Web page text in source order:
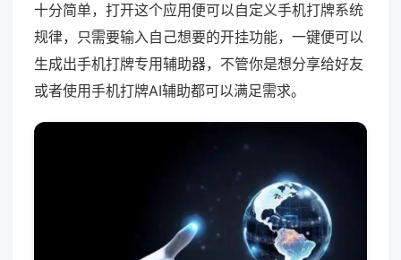
十分简单，打开这个应用便可以自定义手机打牌系统
规律，只需要输入自己想要的开挂功能，一键便可以
生成出手机打牌专用辅助器，不管你是想分享给好友
或者使用手机打牌AI辅助都可以满足需求。